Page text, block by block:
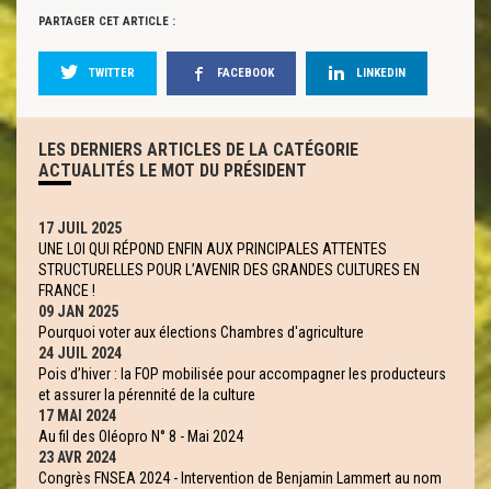
PARTAGER CET ARTICLE :
TWITTER FACEBOOK LINKEDIN
LES DERNIERS ARTICLES DE LA CATÉGORIE
ACTUALITÉS LE MOT DU PRÉSIDENT
17 JUIL 2025
UNE LOI QUI RÉPOND ENFIN AUX PRINCIPALES ATTENTES
STRUCTURELLES POUR L’AVENIR DES GRANDES CULTURES EN
FRANCE !
09 JAN 2025
Pourquoi voter aux élections Chambres d'agriculture
24 JUIL 2024
Pois d’hiver : la FOP mobilisée pour accompagner les producteurs
et assurer la pérennité de la culture
17 MAI 2024
Au fil des Oléopro N° 8 - Mai 2024
23 AVR 2024
Congrès FNSEA 2024 - Intervention de Benjamin Lammert au nom